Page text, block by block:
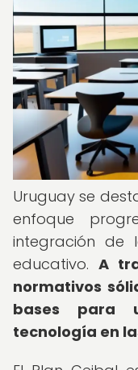
Uruguay se
enfoque
integración de
educativo.A
normativos
bases para
tecnología en